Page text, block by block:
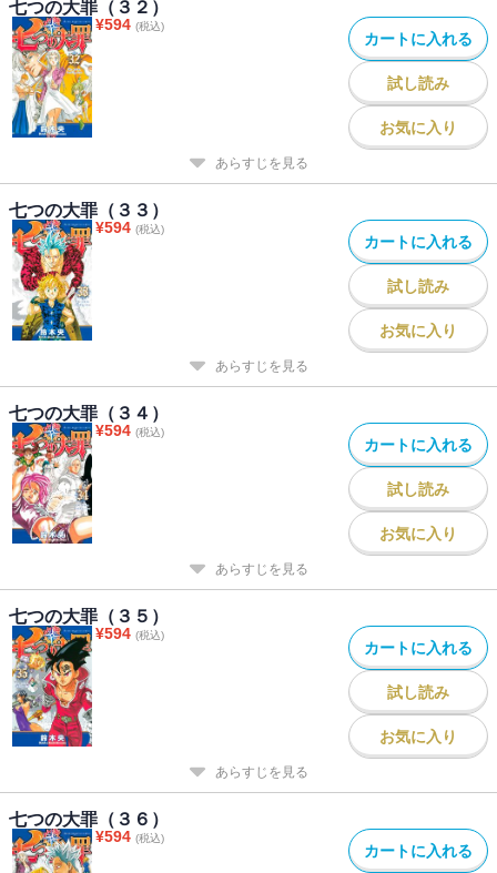
七つの大罪（３２）
¥594 (税込)
カートに入れる
試し読み
お気に入り
あらすじを見る
七つの大罪（３３）
¥594 (税込)
カートに入れる
試し読み
お気に入り
あらすじを見る
七つの大罪（３４）
¥594 (税込)
カートに入れる
試し読み
お気に入り
あらすじを見る
七つの大罪（３５）
¥594 (税込)
カートに入れる
試し読み
お気に入り
あらすじを見る
七つの大罪（３６）
¥594 (税込)
カートに入れる